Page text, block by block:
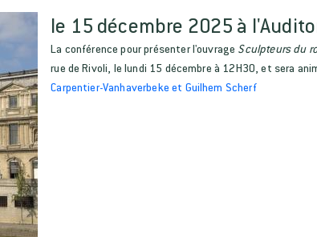
le 15 décembre 2025 à
La conférence pour présenter l'ouvrage Sculpteurs du
rue de Rivoli, le lundi 15 décembre à 12H30, et sera
Carpentier-Vanhaverbeke et Guilhem Scherf